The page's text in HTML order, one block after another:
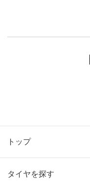
トップ
タイヤを探す